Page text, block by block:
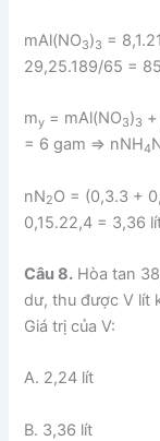
mAl(NO3)3 =
29,25.189/65 =
my = mAl(NO3)3
= 6 gam ⇒ nNH4
nN2O = (0,3.3 +
0,15.22,4 = 3,36
Câu 8. Hòa tan
dư, thu được V lít
Giá trị của V:
A. 2,24 lít
B. 3,36 lít